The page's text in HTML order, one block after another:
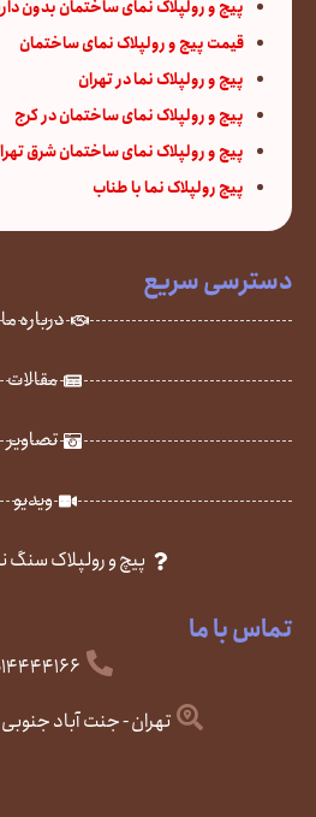
پیچ و رولپلاک نمای ساختمان بدون
قیمت پیچ و رولپلاک نمای ساختمان
پیچ و رولپلاک نما در تهران
پیچ و رولپلاک نمای ساختمان در کرج
پیچ و رولپلاک نمای ساختمان شرق
پیچ رولپلاک نما با طناب
دسترسی سریع
درباره ما
مقالات
تصاویر
ویدیو
پیچ و رولپلاک
تماس با ما
تهران - جنت آباد